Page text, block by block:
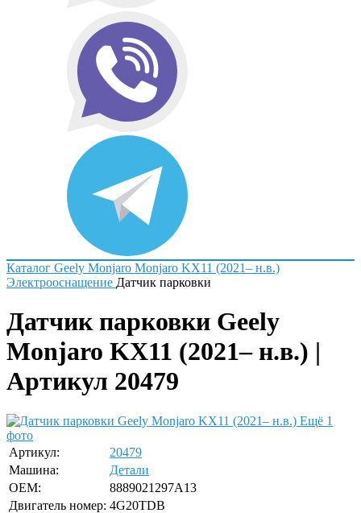
Каталог Geely Monjaro Monjaro KX11 (2021– н.в.)
Электрооснащение Датчик парковки
Датчик парковки Geely
Monjaro KX11 (2021– н.в.) |
Артикул 20479
Ещё 1
фото
Артикул:
20479
Машина:
Детали
OEM:
8889021297A13
Двигатель номер: 4G20TDB